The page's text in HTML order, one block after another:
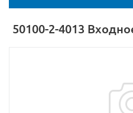
50100-2-4013